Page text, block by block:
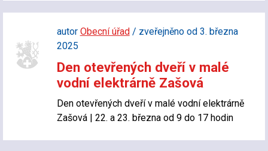
autor Obecní úřad/ zveřejněno od 3. března
2025
Den otevřených dveří v malé
vodní elektrárně Zašová
Den otevřených dveří v malé vodní elektrárně
Zašová | 22. a 23. března od 9 do 17 hodin